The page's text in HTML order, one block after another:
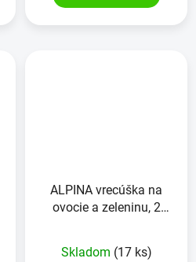
ALPINA vrecúška na
ovocie a zeleninu, 2
Skladom (17 ks)